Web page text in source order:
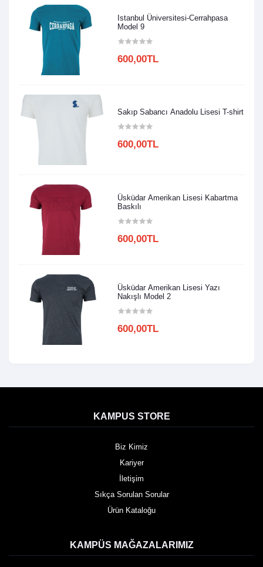
Istanbul Üniversitesi-Cerrahpasa
Model 9
600,00TL
Sakıp Sabancı Anadolu Lisesi T-shirt
600,00TL
Üsküdar Amerikan Lisesi Kabartma
Baskılı
600,00TL
Üsküdar Amerikan Lisesi Yazı
Nakışlı Model 2
600,00TL
KAMPUS STORE
Biz Kimiz
Kariyer
İletişim
Sıkça Sorulan Sorular
Ürün Kataloğu
KAMPÜS MAĞAZALARIMIZ